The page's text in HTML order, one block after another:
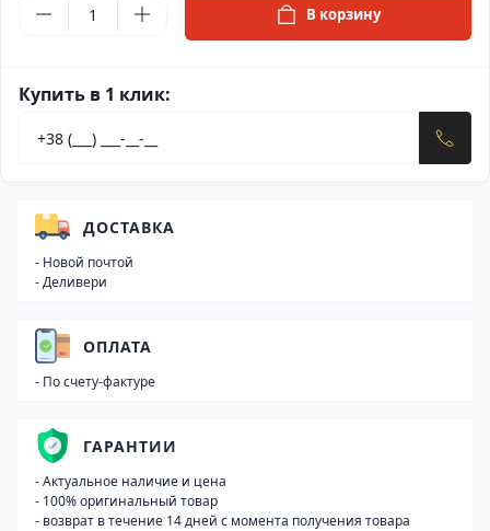
В корзину
Купить в 1 клик:
ДОСТАВКА
- Новой почтой
- Деливери
ОПЛАТА
- По счету-фактуре
ГАРАНТИИ
- Актуальное наличие и цена
- 100% оригинальный товар
- возврат в течение 14 дней с момента получения товара